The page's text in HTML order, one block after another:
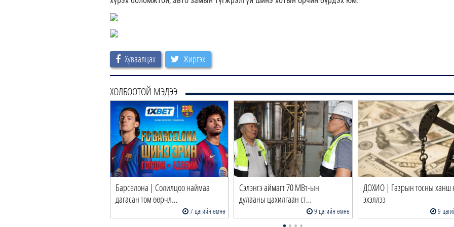
Хуваалцах Жиргэх
ХОЛБООТОЙ МЭДЭЭ
Барселона | Солилцоо наймаа
дагасан том өөрчл…
7 цагийн өмнө
Сэлэнгэ аймагт 70 МВт-ын
дулааны цахилгаан ст…
9 цагийн өмнө
ДОХИО | Газрын тосны ханш
эхэллээ
9